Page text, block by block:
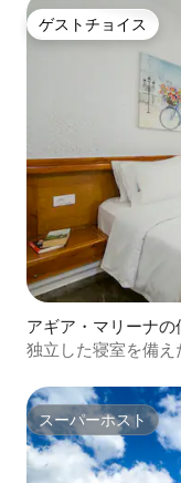
ゲストチョイス
ゲストチョイス
アギア・マリーナの
独立した寝室を備え
スーパーホスト
スーパーホスト